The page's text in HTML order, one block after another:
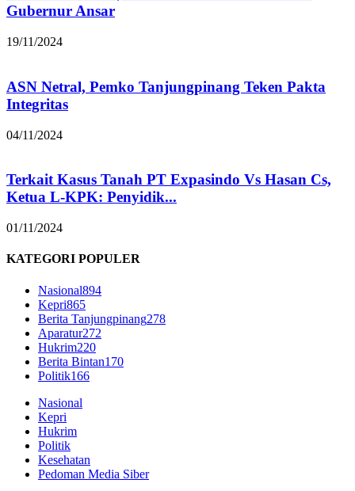
Gubernur Ansar
19/11/2024
ASN Netral, Pemko Tanjungpinang Teken Pakta
Integritas
04/11/2024
Terkait Kasus Tanah PT Expasindo Vs Hasan Cs,
Ketua L-KPK: Penyidik...
01/11/2024
KATEGORI POPULER
Nasional894
Kepri865
Berita Tanjungpinang278
Aparatur272
Hukrim220
Berita Bintan170
Politik166
Nasional
Kepri
Hukrim
Politik
Kesehatan
Pedoman Media Siber